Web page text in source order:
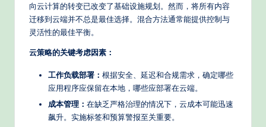
向云计算的转变已改变了基础设施规划。然而，将所有内容
迁移到云端并不总是最佳选择。混合方法通常能提供控制与
灵活性的最佳平衡。
云策略的关键考虑因素：
工作负载部署： 根据安全、延迟和合规需求，确定哪些
应用程序应保留在本地，哪些应部署在云端。
成本管理： 在缺乏严格治理的情况下，云成本可能迅速
飙升。实施标签和预算警报至关重要。